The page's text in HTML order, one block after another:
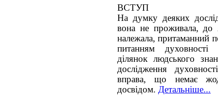
ВСТУП
На думку деяких
вона не проживала, до
належала, притаманний
питанням духовності
ділянок людського
дослідження
вправа, що немає
досвідом. Детальніше...